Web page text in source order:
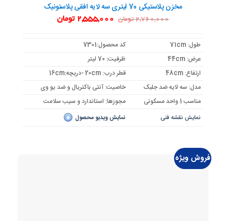
مخزن پلاستیکی 70 لیتری سه لایه افقی پلاستونیک
2,760,000 تومان قیمت
اصلی:
بود.
2,555,000 تومانقیمت
طول: 71cm
کد محصول:7301
عرض: 44cm
ظرفیت: 70 لیتر
ارتفاع: 48cm
قطر درب: 20cm -دریچه:16cm
مدل: سه لایه ضد جلبک
خاصیت: آنتی باکتریال و ضد یو وی
مناسب 1 واحد مسکونی
مجوزها: استاندارد و سیب سلامت
نمایش نقشه فنی نمایش ویدیو محصول
فروش ویژه